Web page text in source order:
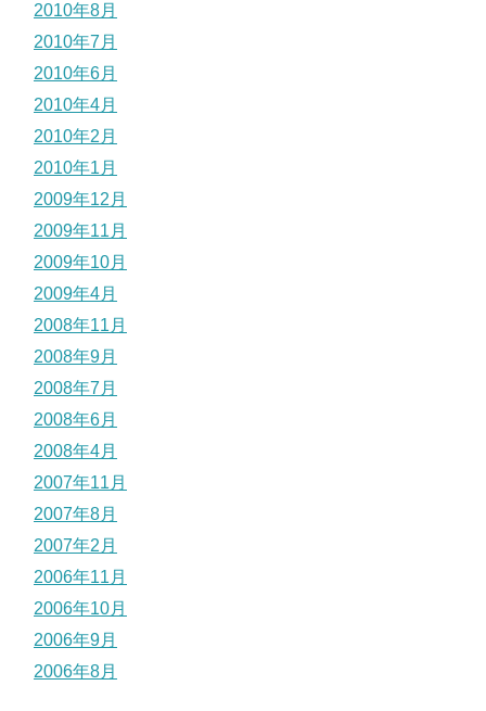
2010年8月
2010年7月
2010年6月
2010年4月
2010年2月
2010年1月
2009年12月
2009年11月
2009年10月
2009年4月
2008年11月
2008年9月
2008年7月
2008年6月
2008年4月
2007年11月
2007年8月
2007年2月
2006年11月
2006年10月
2006年9月
2006年8月